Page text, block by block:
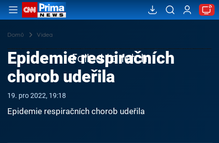
Domů Videa
Failed to fetch
Epidemie respiračních
chorob udeřila
19. pro 2022, 19:18
Epidemie respiračních chorob udeřila